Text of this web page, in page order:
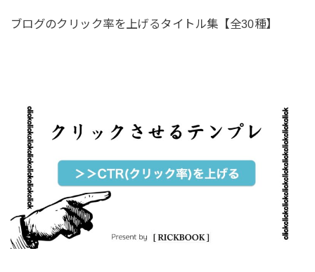
ブログのクリック率を上げるタイトル集【全30種】